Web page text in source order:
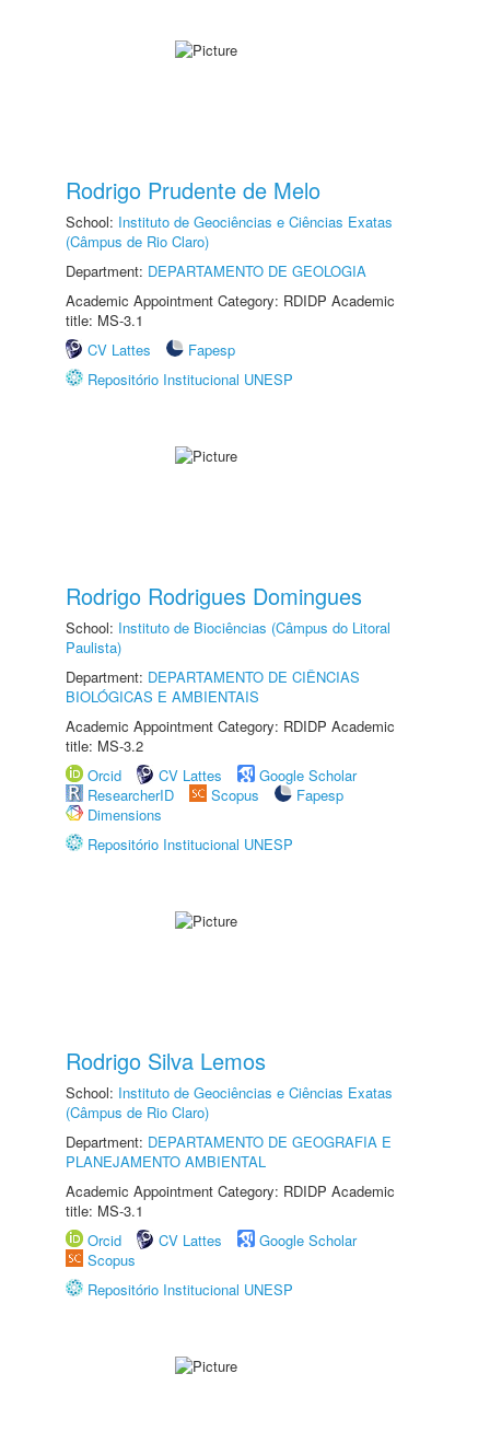
Rodrigo Prudente de Melo
School: Instituto de Geociências e Ciências Exatas
(Câmpus de Rio Claro)
Department: DEPARTAMENTO DE GEOLOGIA
Academic Appointment Category: RDIDP Academic
title: MS-3.1
CV Lattes
Fapesp
Repositório Institucional UNESP
Rodrigo Rodrigues Domingues
School: Instituto de Biociências (Câmpus do Litoral
Paulista)
Department: DEPARTAMENTO DE CIÊNCIAS
BIOLÓGICAS E AMBIENTAIS
Academic Appointment Category: RDIDP Academic
title: MS-3.2
Orcid
CV Lattes
Google Scholar
ResearcherID
Scopus
Fapesp
Dimensions
Repositório Institucional UNESP
Rodrigo Silva Lemos
School: Instituto de Geociências e Ciências Exatas
(Câmpus de Rio Claro)
Department: DEPARTAMENTO DE GEOGRAFIA E
PLANEJAMENTO AMBIENTAL
Academic Appointment Category: RDIDP Academic
title: MS-3.1
Orcid
CV Lattes
Google Scholar
Scopus
Repositório Institucional UNESP